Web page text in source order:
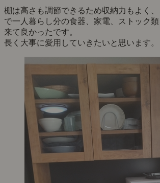
棚は高さも調節できるため収納力もよく
で一人暮らし分の食器、家電、ストック
来て良かったです。
長く大事に愛用していきたいと思います。